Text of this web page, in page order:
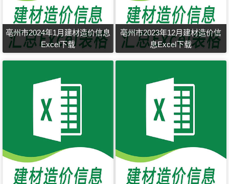
亳州市2024年1月建材造价信息
Excel下载
亳州市2023年12月建材造价信
息Excel下载